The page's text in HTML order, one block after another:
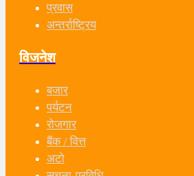
प्रवास
अन्तर्राष्ट्रिय
विजनेश
बजार
पर्यटन
रोजगार
बैंक / वित्त
अटो